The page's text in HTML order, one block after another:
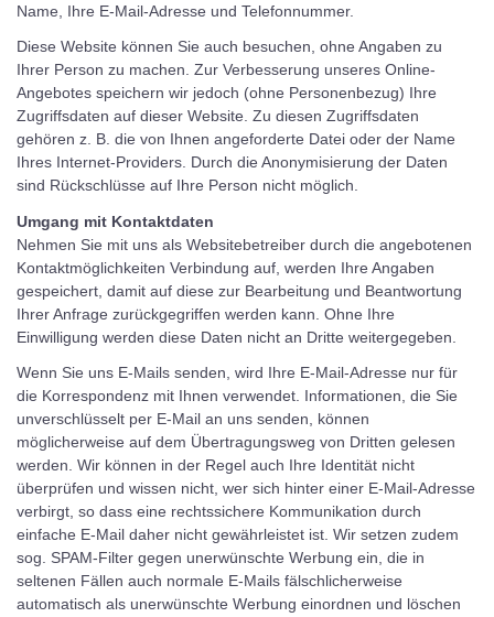
Name, Ihre E-Mail-Adresse und Telefonnummer.
Diese Website können Sie auch besuchen, ohne Angaben zu
Ihrer Person zu machen. Zur Verbesserung unseres Online-
Angebotes speichern wir jedoch (ohne Personenbezug) Ihre
Zugriffsdaten auf dieser Website. Zu diesen Zugriffsdaten
gehören z. B. die von Ihnen angeforderte Datei oder der Name
Ihres Internet-Providers. Durch die Anonymisierung der Daten
sind Rückschlüsse auf Ihre Person nicht möglich.
Umgang mit Kontaktdaten
Nehmen Sie mit uns als Websitebetreiber durch die angebotenen
Kontaktmöglichkeiten Verbindung auf, werden Ihre Angaben
gespeichert, damit auf diese zur Bearbeitung und Beantwortung
Ihrer Anfrage zurückgegriffen werden kann. Ohne Ihre
Einwilligung werden diese Daten nicht an Dritte weitergegeben.
Wenn Sie uns E-Mails senden, wird Ihre E-Mail-Adresse nur für
die Korrespondenz mit Ihnen verwendet. Informationen, die Sie
unverschlüsselt per E-Mail an uns senden, können
möglicherweise auf dem Übertragungsweg von Dritten gelesen
werden. Wir können in der Regel auch Ihre Identität nicht
überprüfen und wissen nicht, wer sich hinter einer E-Mail-Adresse
verbirgt, so dass eine rechtssichere Kommunikation durch
einfache E-Mail daher nicht gewährleistet ist. Wir setzen zudem
sog. SPAM-Filter gegen unerwünschte Werbung ein, die in
seltenen Fällen auch normale E-Mails fälschlicherweise
automatisch als unerwünschte Werbung einordnen und löschen